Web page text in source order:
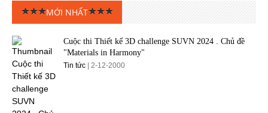
MỚI NHẤT
Cuộc thi Thiết kế 3D challenge SUVN 2024 . Chủ đề
"Materials in Harmony"
Tin tức| 2-12-2000